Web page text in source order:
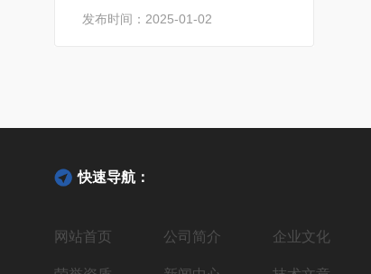
发布时间：2025-01-02
快速导航：
网站首页 公司简介 企业文化